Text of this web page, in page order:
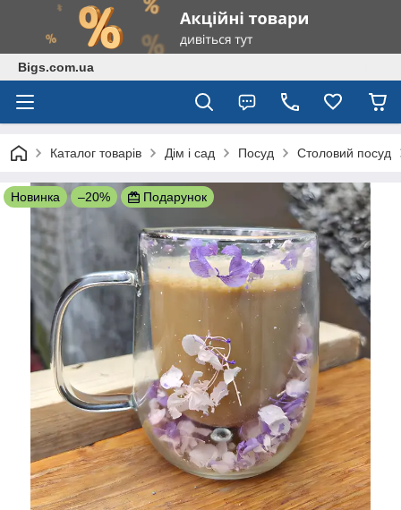
Bigs.com.ua
Каталог товарів Дім і сад Посуд Столовий посуд
Новинка –20% Подарунок